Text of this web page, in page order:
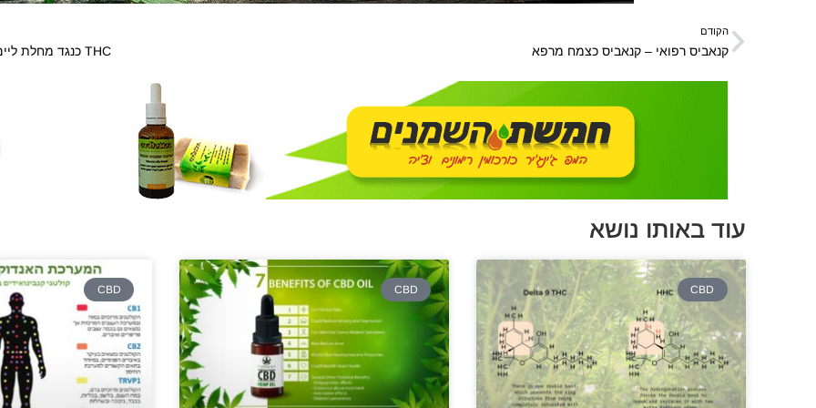
הקודם
קנאביס רפואי – קנאביס כצמח מרפא THC כנגד מחלת ליים – Lyme disease
עוד באותו נושא
CBD
CBD
CBD